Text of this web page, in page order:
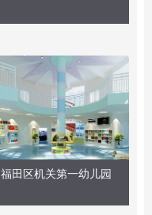
福田区机关第一幼儿园